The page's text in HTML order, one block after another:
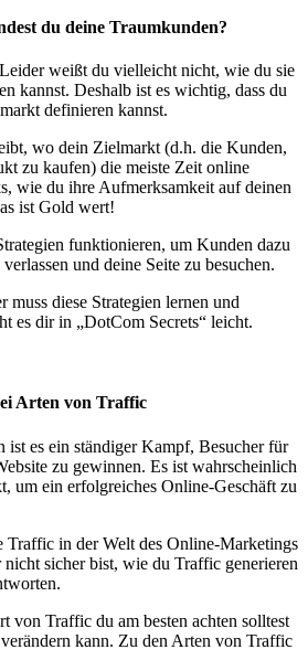
du deine Traumkunden?
weißt du vielleicht nicht, wie du sie
kannst. Deshalb ist es wichtig, dass du
definieren kannst.
wo dein Zielmarkt (d.h. die Kunden,
zu kaufen) die meiste Zeit online
wie du ihre Aufmerksamkeit auf deinen
ist Gold wert!
funktionieren, um Kunden dazu
und deine Seite zu besuchen.
muss diese Strategien lernen und
es dir in „DotCom Secrets“ leicht.
Arten von Traffic
ist es ein ständiger Kampf, Besucher für
zu gewinnen. Es ist wahrscheinlich
um ein erfolgreiches Online-Geschäft zu
in der Welt des Online-Marketings
sicher bist, wie du Traffic generieren
von Traffic du am besten achten solltest
kann. Zu den Arten von Traffic